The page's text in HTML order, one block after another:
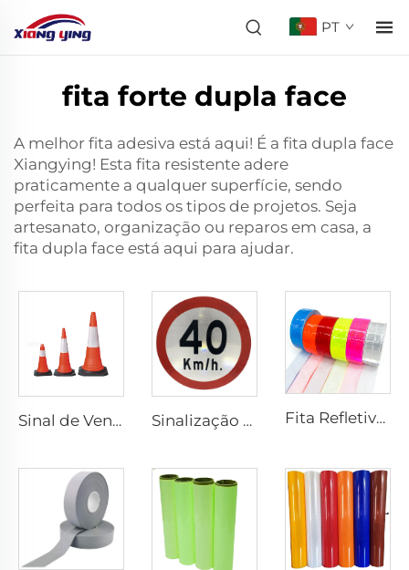
PT
fita forte dupla face
A melhor fita adesiva está aqui! É a fita dupla face
Xiangying! Esta fita resistente adere
praticamente a qualquer superfície, sendo
perfeita para todos os tipos de projetos. Seja
artesanato, organização ou reparos em casa, a
fita dupla face está aqui para ajudar.
Sinal de Venda Quente Cones de Trânsito de PVC Flexível Refletivo de Segurança Sinalização Refletiva Personalizada de Preço Barato para Segurança no Trânsito Fita Refletiva Xadrez de PVC para Costurar, Tecido Refletivo para Jaquetas, Coletes e Bolsas